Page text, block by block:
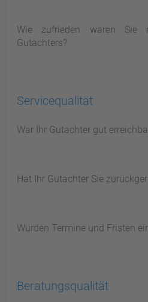
Wie zufrieden waren Sie
Gutachters?
Servicequalität
War Ihr Gutachter gut
Hat Ihr Gutachter Sie
Wurden Termine und Fristen
Beratungsqualität